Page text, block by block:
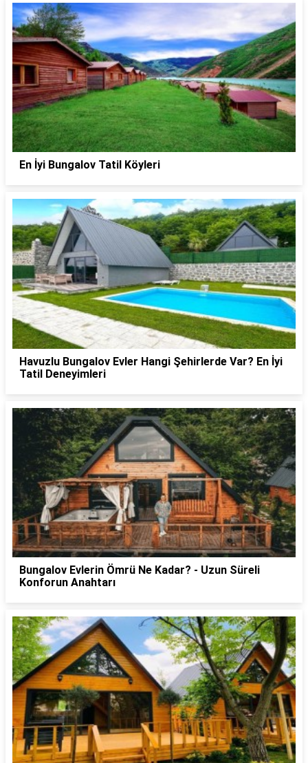
En İyi Bungalov Tatil Köyleri
Havuzlu Bungalov Evler Hangi Şehirlerde Var? En İyi
Tatil Deneyimleri
Bungalov Evlerin Ömrü Ne Kadar? - Uzun Süreli
Konforun Anahtarı